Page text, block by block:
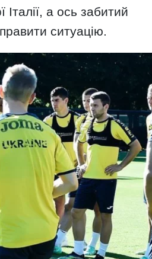
Італії, а ось забитий
ситуацію.